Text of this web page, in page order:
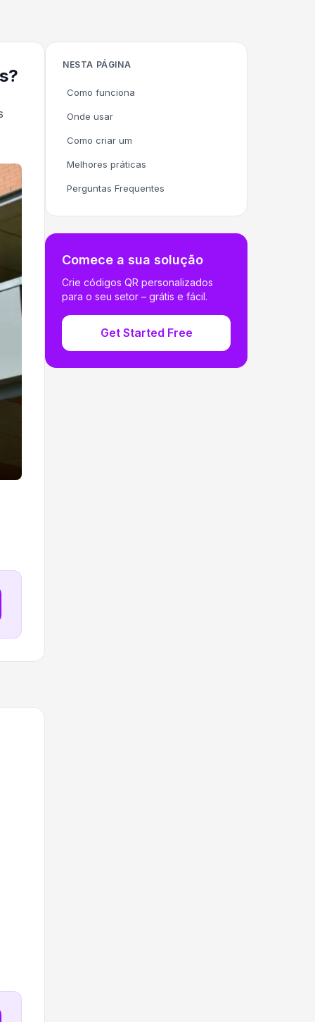
NESTA PÁGINA
Como funciona
Onde usar
Como criar um
Melhores práticas
Perguntas Frequentes
Comece a sua solução
Crie códigos QR personalizados
para o seu setor – grátis e fácil.
Get Started Free